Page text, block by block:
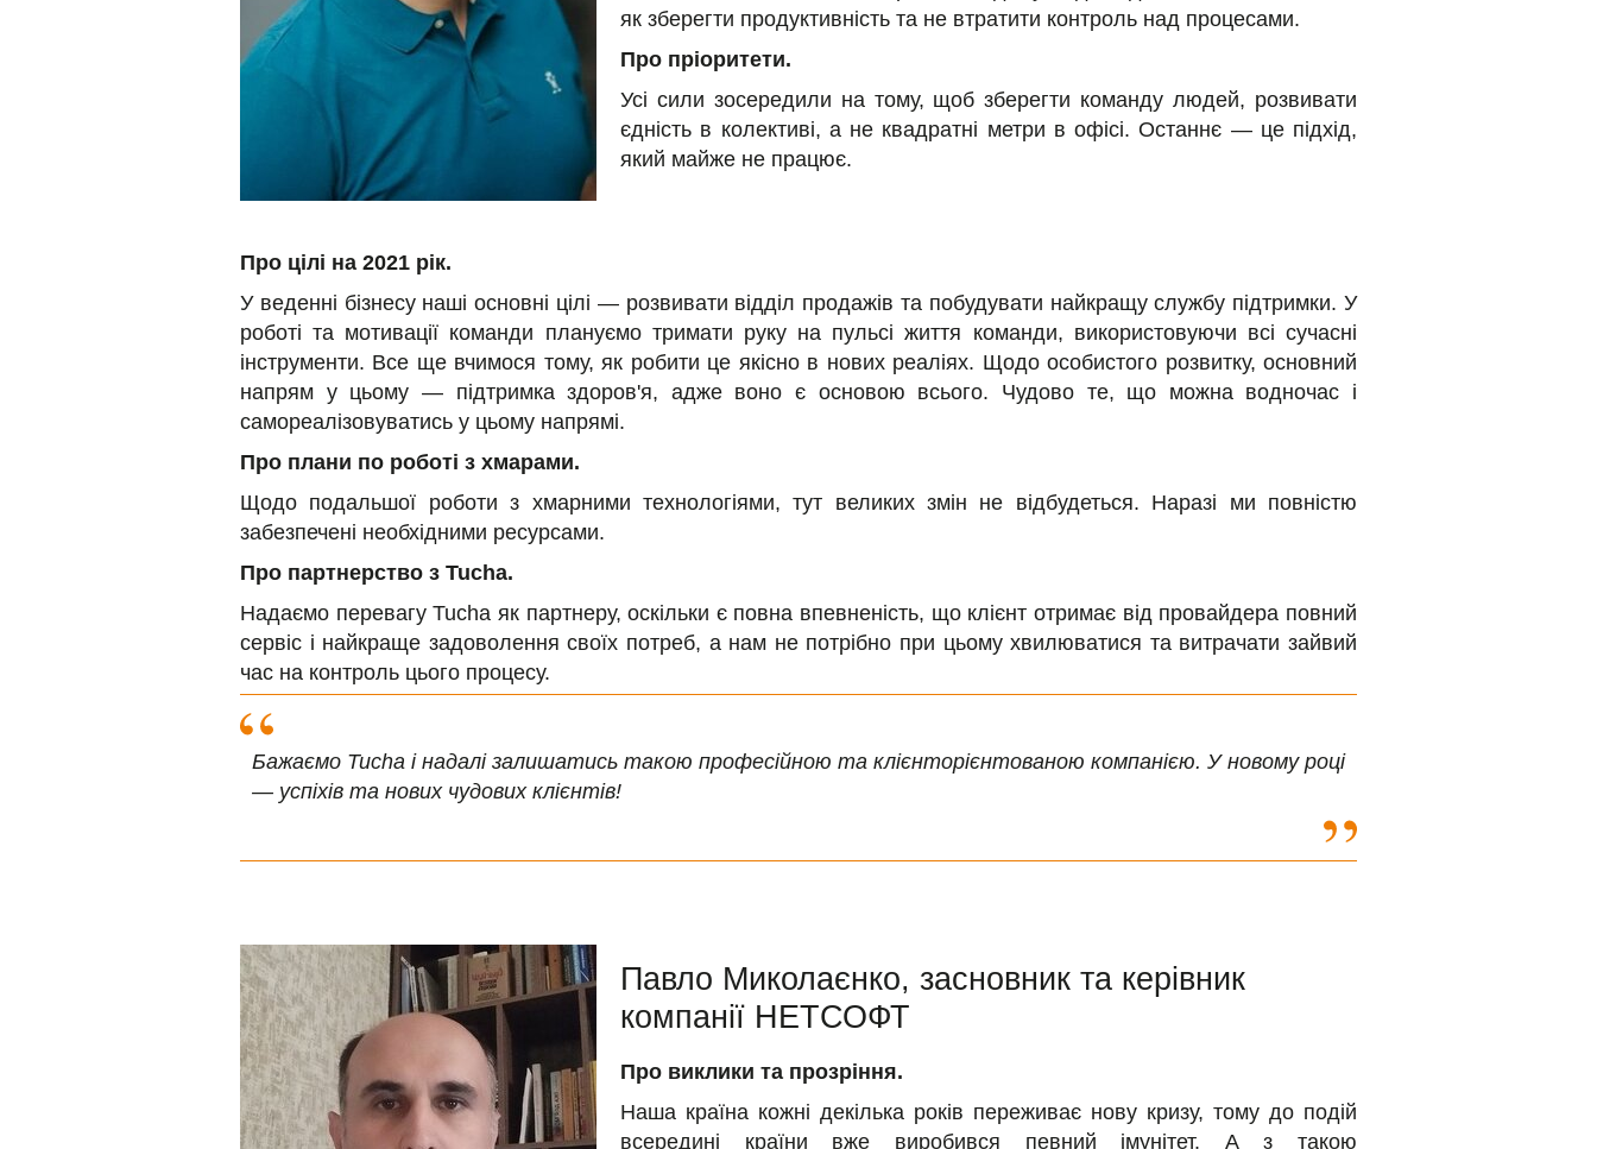
як зберегти продуктивність та не втратити контроль над процесами.
Про пріоритети.
Усі сили зосередили на тому, щоб зберегти команду людей, розвивати
єдність в колективі, а не квадратні метри в офісі. Останнє — це підхід,
який майже не працює.
Про цілі на 2021 рік.
У веденні бізнесу наші основні цілі — розвивати відділ продажів та побудувати найкращу службу підтримки. У
роботі та мотивації команди плануємо тримати руку на пульсі життя команди, використовуючи всі сучасні
інструменти. Все ще вчимося тому, як робити це якісно в нових реаліях. Щодо особистого розвитку, основний
напрям у цьому — підтримка здоров'я, адже воно є основою всього. Чудово те, що можна водночас і
самореалізовуватись у цьому напрямі.
Про плани по роботі з хмарами.
Щодо подальшої роботи з хмарними технологіями, тут великих змін не відбудеться. Наразі ми повністю
забезпечені необхідними ресурсами.
Про партнерство з Tucha.
Надаємо перевагу Tucha як партнеру, оскільки є повна впевненість, що клієнт отримає від провайдера повний
сервіс і найкраще задоволення своїх потреб, а нам не потрібно при цьому хвилюватися та витрачати зайвий
час на контроль цього процесу.
Бажаємо Tucha і надалі залишатись такою професійною та клієнторієнтованою компанією. У новому році
— успіхів та нових чудових клієнтів!
Павло Миколаєнко, засновник та керівник
компанії НЕТСОФТ
Про виклики та прозріння.
Наша країна кожні декілька років переживає нову кризу, тому до подій
всередині країни вже виробився певний імунітет. А з такою